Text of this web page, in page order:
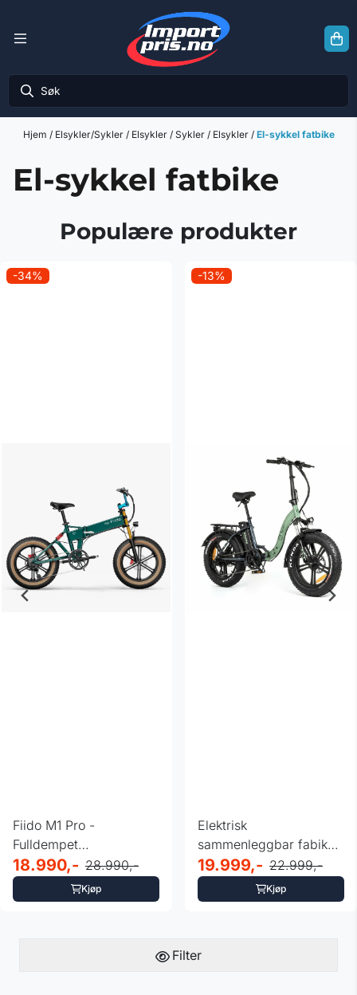
Hjem / Elsykler/Sykler / Elsykler / Sykler / Elsykler / El-sykkel fatbike
El-sykkel fatbike
Populære produkter
-34%
Fiido M1 Pro -
Fulldempet
sammenleggbar el-
fatbike
18.990,- 28.990,-
Kjøp
-13%
Elektrisk
sammenleggbar fabike -
20" Youin - Laget i EU
19.999,- 22.999,-
Kjøp
Filter